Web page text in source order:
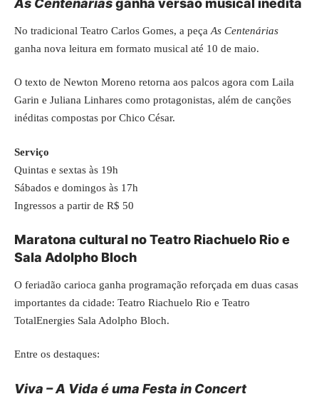
As Centenáriasganha versão musical inédita
No tradicional Teatro Carlos Gomes, a peça As Centenárias
ganha nova leitura em formato musical até 10 de maio.
O texto de Newton Moreno retorna aos palcos agora com Laila
Garin e Juliana Linhares como protagonistas, além de canções
inéditas compostas por Chico César.
Serviço
Quintas e sextas às 19h
Sábados e domingos às 17h
Ingressos a partir de R$ 50
Maratona cultural no Teatro Riachuelo Rio e
Sala Adolpho Bloch
O feriadão carioca ganha programação reforçada em duas casas
importantes da cidade: Teatro Riachuelo Rio e Teatro
TotalEnergies Sala Adolpho Bloch.
Entre os destaques:
Viva – A Vida é uma Festa in Concert